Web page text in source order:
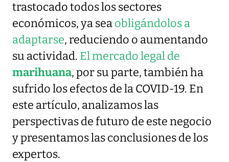
trastocado todos los sectores
económicos, ya seaobligándolos a
adaptarse, reduciendo o aumentando
su actividad. El mercado legal de
marihuana, por su parte, también ha
sufrido los efectos de la COVID-19. En
este artículo, analizamos las
perspectivas de futuro de este negocio
y presentamos las conclusiones de los
expertos.